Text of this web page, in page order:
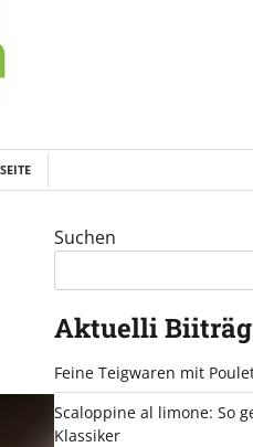
Suchen
Aktuelli Biiträg
Feine Teigwaren mit
Scaloppine al limone: So
Klassiker